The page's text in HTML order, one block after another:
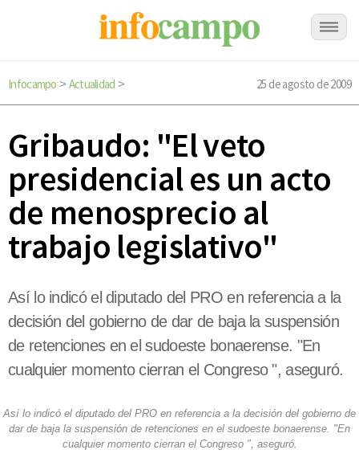
Infocampo > Actualidad > 25 de agosto de 2009
Gribaudo: "El veto
presidencial es un acto
de menosprecio al
trabajo legislativo"
Así lo indicó el diputado del PRO en referencia a la
decisión del gobierno de dar de baja la suspensión
de retenciones en el sudoeste bonaerense. "En
cualquier momento cierran el Congreso ", aseguró.
Así lo indicó el diputado del PRO en referencia a la decisión del gobierno de
dar de baja la suspensión de retenciones en el sudoeste bonaerense. "En
cualquier momento cierran el Congreso ", aseguró.